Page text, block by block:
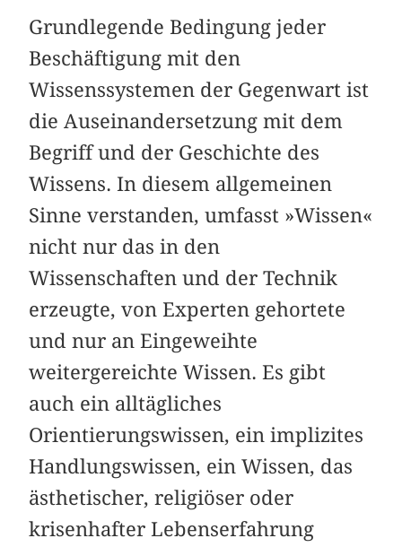
Grundlegende Bedingung jeder
Beschäftigung mit den
Wissenssystemen der Gegenwart ist
die Auseinandersetzung mit dem
Begriff und der Geschichte des
Wissens. In diesem allgemeinen
Sinne verstanden, umfasst »Wissen«
nicht nur das in den
Wissenschaften und der Technik
erzeugte, von Experten gehortete
und nur an Eingeweihte
weitergereichte Wissen. Es gibt
auch ein alltägliches
Orientierungswissen, ein implizites
Handlungswissen, ein Wissen, das
ästhetischer, religiöser oder
krisenhafter Lebenserfahrung